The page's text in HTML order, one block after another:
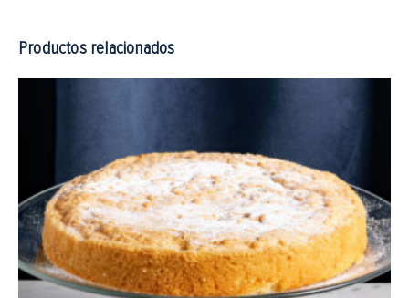
Productos relacionados